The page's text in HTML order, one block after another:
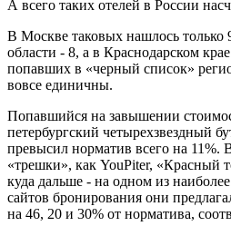
А всего таких отелей в России
В Москве таковых нашлось только
области - 8, а в Краснодарском
попавших в «черный список»
вовсе единичны.
Попавшийся на завышении
петербургский четырехзвездный
превысил норматив всего на 11%.
«трешки», как YouPiter, «Красный
куда дальше - на одном из
сайтов бронирования они
на 46, 20 и 30% от норматива,